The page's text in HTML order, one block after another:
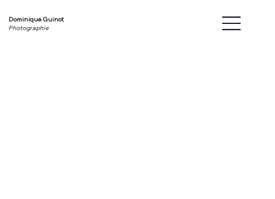
Dominique Guinot
Photographie